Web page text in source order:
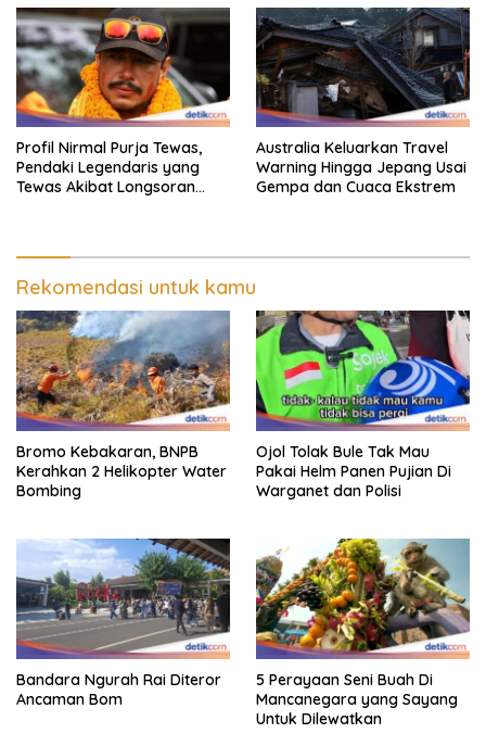
Profil Nirmal Purja Tewas,
Pendaki Legendaris yang
Tewas Akibat Longsoran
Australia Keluarkan Travel
Warning Hingga Jepang Usai
Gempa dan Cuaca Ekstrem
Rekomendasi untuk kamu
Bromo Kebakaran, BNPB
Kerahkan 2 Helikopter Water
Bombing
Ojol Tolak Bule Tak Mau
Pakai Helm Panen Pujian Di
Warganet dan Polisi
Bandara Ngurah Rai Diteror
Ancaman Bom
5 Perayaan Seni Buah Di
Mancanegara yang Sayang
Untuk Dilewatkan